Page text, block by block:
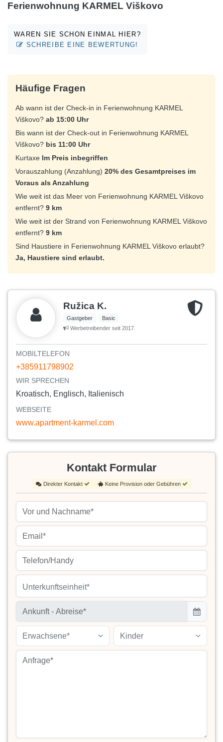
Ferienwohnung KARMEL Viškovo
WAREN SIE SCHON EINMAL HIER?
SCHREIBE EINE BEWERTUNG!
Häufige Fragen
Ab wann ist der Check-in in Ferienwohnung KARMEL
Viškovo? ab 15:00 Uhr
Bis wann ist der Check-out in Ferienwohnung KARMEL
Viškovo? bis 11:00 Uhr
Kurtaxe Im Preis inbegriffen
Vorauszahlung (Anzahlung) 20% des Gesamtpreises im
Voraus als Anzahlung
Wie weit ist das Meer von Ferienwohnung KARMEL Viškovo
entfernt? 9 km
Wie weit ist der Strand von Ferienwohnung KARMEL Viškovo
entfernt? 9 km
Sind Haustiere in Ferienwohnung KARMEL Viškovo erlaubt?
Ja, Haustiere sind erlaubt.
Ružica K.
Gastgeber
Basic
Werbetreibender seit 2017.
MOBILTELEFON
+385911798902
WIR SPRECHEN
Kroatisch, Englisch, Italienisch
WEBSEITE
www.apartment-karmel.com
Kontakt Formular
Direkter Kontakt Keine Provision oder Gebühren
Unterkunftseinheit*
Erwachsene* Kinder